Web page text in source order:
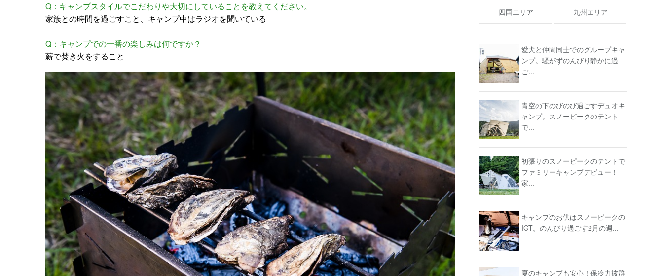
Q：キャンプスタイルでこだわりや大切にしていることを教えてください。
家族との時間を過ごすこと、キャンプ中はラジオを聞いている
Q：キャンプでの一番の楽しみは何ですか？
薪で焚き火をすること
四国エリア 九州エリア
愛犬と仲間同士でのグループキャ
ンプ。騒がずのんびり静かに過
ご...
青空の下のびのび過ごすデュオキ
ャンプ。スノーピークのテント
で...
初張りのスノーピークのテントで
ファミリーキャンプデビュー！
家...
キャンプのお供はスノーピークの
IGT。のんびり過ごす2月の週...
夏のキャンプも安心！保冷力抜群